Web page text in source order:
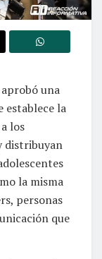
una
establece la
los
distribuyan
la misma
personas
que